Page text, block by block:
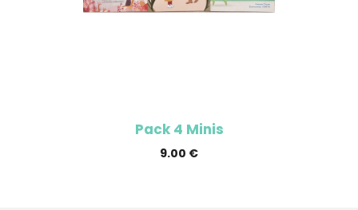
Pack 4 Minis
9.00 €